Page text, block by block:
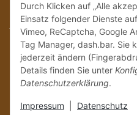
Bitte senden Sie mir entsprechend Ihrer
jederzeit widerruflich Informationen zu
Vertrag
Durch Klicken auf „Alle
Einsatz folgender Dienste
Vimeo, ReCaptcha, Google
Tag Manager, dash.bar. Sie
jederzeit ändern
Details finden Sie unter
Datenschutzerklärung.
Impressum Datenschutz